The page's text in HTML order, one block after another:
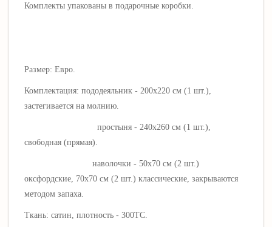
Комплекты упакованы в подарочные коробки.
Размер: Евро.
Комплектация: пододеяльник - 200х220 см (1 шт.),
застегивается на молнию.
простыня - 240х260 см (1 шт.),
свободная (прямая).
наволочки - 50х70 см (2 шт.)
оксфордские, 70х70 см (2 шт.) классические, закрываются
методом запаха.
Ткань: сатин, плотность - 300ТС.